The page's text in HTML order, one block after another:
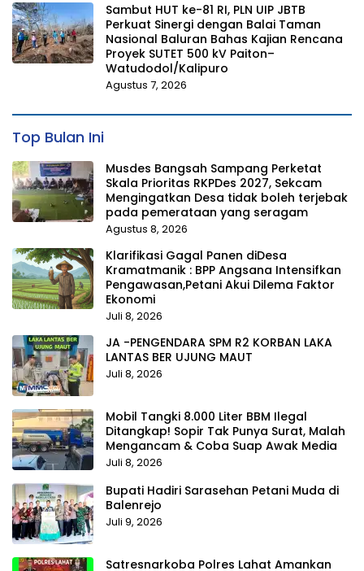
Sambut HUT ke-81 RI, PLN UIP JBTB
Perkuat Sinergi dengan Balai Taman
Nasional Baluran Bahas Kajian Rencana
Proyek SUTET 500 kV Paiton–
Watudodol/Kalipuro
Agustus 7, 2026
Top Bulan Ini
Musdes Bangsah Sampang Perketat
Skala Prioritas RKPDes 2027, Sekcam
Mengingatkan Desa tidak boleh terjebak
pada pemerataan yang seragam
Agustus 8, 2026
Klarifikasi Gagal Panen diDesa
Kramatmanik : BPP Angsana Intensifkan
Pengawasan,Petani Akui Dilema Faktor
Ekonomi
Juli 8, 2026
JA -PENGENDARA SPM R2 KORBAN LAKA
LANTAS BER UJUNG MAUT
Juli 8, 2026
Mobil Tangki 8.000 Liter BBM Ilegal
Ditangkap! Sopir Tak Punya Surat, Malah
Mengancam & Coba Suap Awak Media
Juli 8, 2026
Bupati Hadiri Sarasehan Petani Muda di
Balenrejo
Juli 9, 2026
Satresnarkoba Polres Lahat Amankan